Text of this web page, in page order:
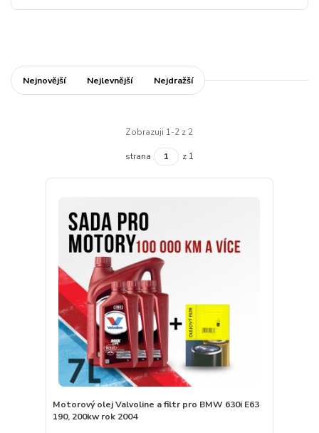
Nejnovější Nejlevnější Nejdražší
Zobrazuji 1-2 z 2
strana z 1
Motorový olej Valvoline a filtr pro BMW 630i E63
190, 200kw rok 2004